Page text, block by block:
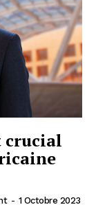
crucial
- 1 Octobre 2023